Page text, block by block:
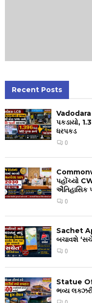
Recent Posts
Vadodara
પકડાયો,
ધરપકડ
0
પહોંચ્યો
ઐતિહાસિક
0
Sachet
બચાવશે
0
Statue
ભવ્ય